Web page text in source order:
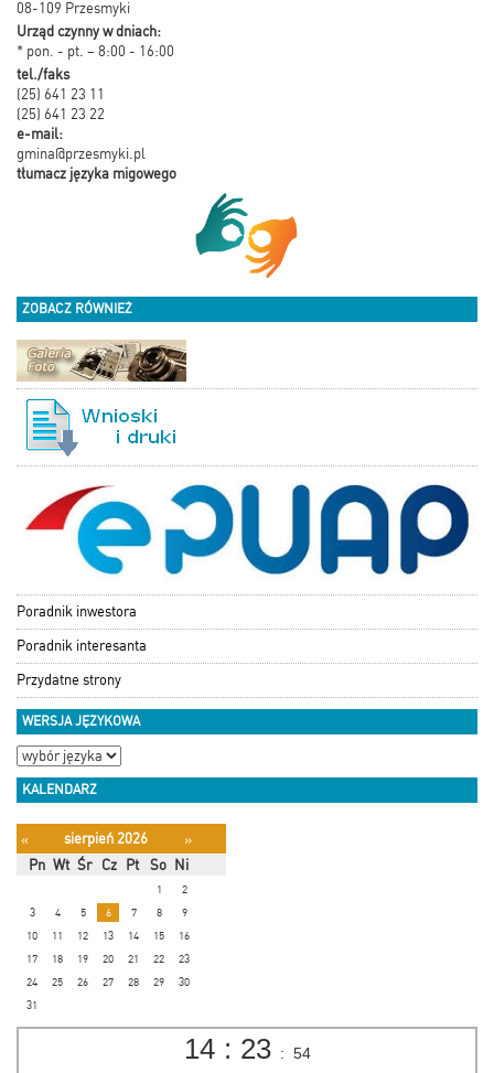
08-109 Przesmyki
Urząd czynny w dniach:
* pon. - pt. – 8:00 - 16:00
tel./faks
(25) 641 23 11
(25) 641 23 22
e-mail:
gmina@przesmyki.pl
tłumacz języka migowego
ZOBACZ RÓWNIEŻ
Poradnik inwestora
Poradnik interesanta
Przydatne strony
WERSJA JĘZYKOWA
KALENDARZ
« sierpień 2026
»
Pn Wt Śr Cz Pt So Ni
1
2
3
4 5 6 7 8
9
10
11 12 13 14 15
16
17
18 19 20 21 22
23
24
25 26 27 28 29
30
31
14 : 23 : 55